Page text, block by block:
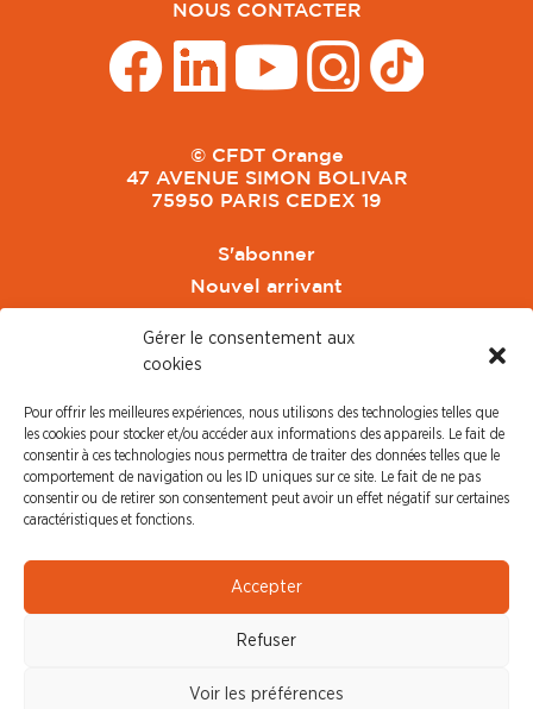
Gérer le consentement aux
cookies
Pour offrir les meilleures expériences, nous utilisons des technologies telles que
les cookies pour stocker et/ou accéder aux informations des appareils. Le fait de
consentir à ces technologies nous permettra de traiter des données telles que le
comportement de navigation ou les ID uniques sur ce site. Le fait de ne pas
consentir ou de retirer son consentement peut avoir un effet négatif sur certaines
caractéristiques et fonctions.
Accepter
Refuser
Voir les préférences
NOUS CONTACTER
© CFDT Orange
47 AVENUE SIMON BOLIVAR
75950 PARIS CEDEX 19
S'abonner
Nouvel arrivant
CFDT Cadres
CFDT Retraités
L'UFFA
PRESSE
Communiqué de Presse
Revue de Presse